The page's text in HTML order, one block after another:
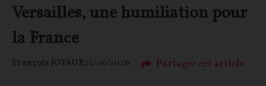
Versailles, une humiliation pour
la France
François JOYAUX22/06/2026 Partager cet article